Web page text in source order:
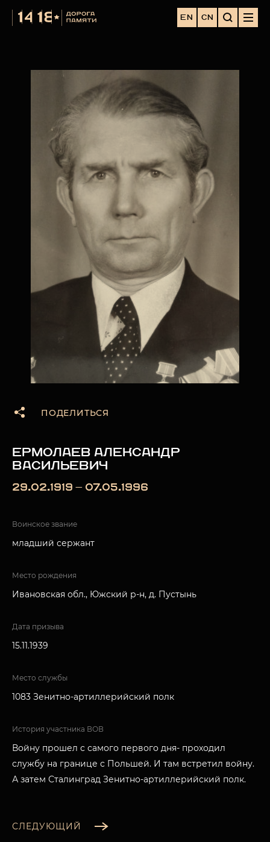
EN CN
ПОДЕЛИТЬСЯ
ЕРМОЛАЕВ АЛЕКСАНДР
ВАСИЛЬЕВИЧ
29.02.1919 — 07.05.1996
Воинское звание
младший сержант
Место рождения
Ивановская обл., Южский р-н, д. Пустынь
Дата призыва
15.11.1939
Место службы
1083 Зенитно-артиллерийский полк
История участника ВОВ
Войну прошел с самого первого дня- проходил
службу на границе с Польшей. И там встретил войну.
А затем Сталинград Зенитно-артиллерийский полк.
СЛЕДУЮЩИЙ